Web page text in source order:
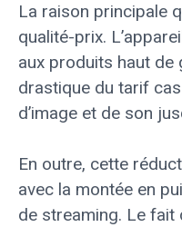
La raison principale
qualité-prix.
aux produits haut de
drastique du tarif
d’image et de son
En outre, cette
avec la montée en
de streaming. Le fait